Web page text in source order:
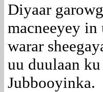
Diyaar
macneeyey
warar
uu duulaan
Jubbooyinka.